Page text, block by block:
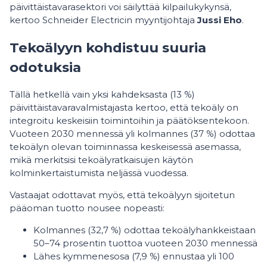
päivittäistavarasektori voi säilyttää kilpailukykynsä,
kertoo Schneider Electricin myyntijohtajaJussi Eho.
Tekoälyyn kohdistuu suuria
odotuksia
Tällä hetkellä vain yksi kahdeksasta (13 %)
päivittäistavaravalmistajasta kertoo, että tekoäly on
integroitu keskeisiin toimintoihin ja päätöksentekoon.
Vuoteen 2030 mennessä yli kolmannes (37 %) odottaa
tekoälyn olevan toiminnassa keskeisessä asemassa,
mikä merkitsisi tekoälyratkaisujen käytön
kolminkertaistumista neljässä vuodessa.
Vastaajat odottavat myös, että tekoälyyn sijoitetun
pääoman tuotto nousee nopeasti:
Kolmannes (32,7 %) odottaa tekoälyhankkeistaan
50–74 prosentin tuottoa vuoteen 2030 mennessä
Lähes kymmenesosa (7,9 %) ennustaa yli 100